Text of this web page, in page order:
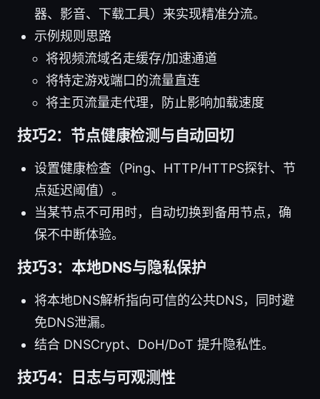
器、影音、下载工具）来实现精准分流。
示例规则思路
将视频流域名走缓存/加速通道
将特定游戏端口的流量直连
将主页流量走代理，防止影响加载速度
技巧2：节点健康检测与自动回切
设置健康检查（Ping、HTTP/HTTPS探针、节
点延迟阈值）。
当某节点不可用时，自动切换到备用节点，确
保不中断体验。
技巧3：本地DNS与隐私保护
将本地DNS解析指向可信的公共DNS，同时避
免DNS泄漏。
结合 DNSCrypt、DoH/DoT 提升隐私性。
技巧4：日志与可观测性